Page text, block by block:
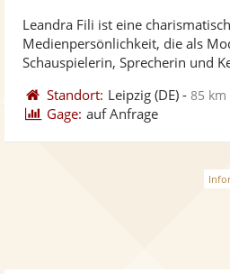
Leandra Fili ist eine
Medienpersönlichkeit, die als
Schauspielerin, Sprecherin und
Standort: Leipzig (DE) -85
Gage: auf Anfrage